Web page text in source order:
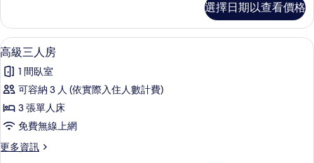
所
有
相
片
雙
人
房
詳
情
選擇日期以查看價格
顯
示
高
級
三
房
高級三人房 | 迷你吧、客房內保險箱
4
高級三人房
1 間臥室
可容納 3 人 (依實際入住人數計費)
3 張單人床
免費無線上網
更多資訊
更